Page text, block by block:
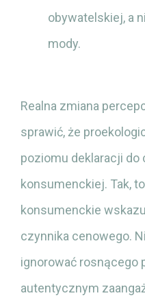
obywatelskiej, a
mody.
Realna zmiana
sprawić, że
poziomu deklaracji do
konsumenckiej. Tak,
konsumenckie
czynnika cenowego.
ignorować rosnącego
autentycznym